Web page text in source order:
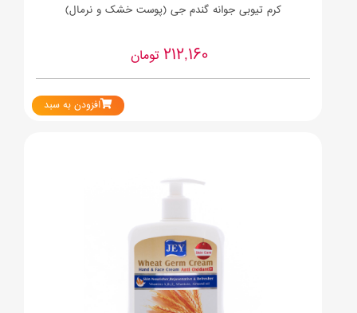
کرم تیوبی جوانه گندم جی (پوست خشک و نرمال)
212,160تومان
افزودن به سبد